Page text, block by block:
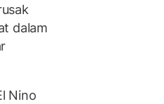
dalam
Nino